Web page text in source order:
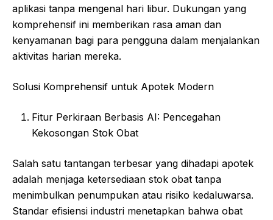
aplikasi tanpa mengenal hari libur. Dukungan yang
komprehensif ini memberikan rasa aman dan
kenyamanan bagi para pengguna dalam menjalankan
aktivitas harian mereka.
Solusi Komprehensif untuk Apotek Modern
Fitur Perkiraan Berbasis AI: Pencegahan
Kekosongan Stok Obat
Salah satu tantangan terbesar yang dihadapi apotek
adalah menjaga ketersediaan stok obat tanpa
menimbulkan penumpukan atau risiko kedaluwarsa.
Standar efisiensi industri menetapkan bahwa obat